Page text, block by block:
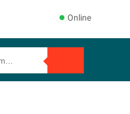
Online